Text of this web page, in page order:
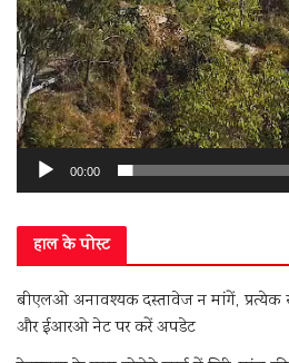
00:00
हाल के पोस्ट
बीएलओ अनावश्यक दस्तावेज न मांगें,
और ईआरओ नेट पर करें अपडेट